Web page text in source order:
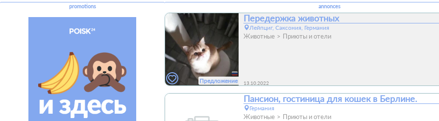
promotions annonces
Предложение
Передержка животных
Лейпциг, Саксония, Германия
Животные Приюты и отели
13.10.2022
Пансион, гостиница для кошек в Берлине.
Германия
Животные Приюты и отели